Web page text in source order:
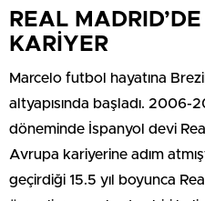
REAL
KARİYER
Marcelo futbol hayatına
altyapısında başladı.
döneminde İspanyol devi
Avrupa kariyerine adım
geçirdiği 15.5 yıl boyunca